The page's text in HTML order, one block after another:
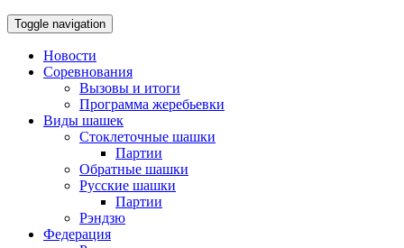
Toggle navigation
Новости
Соревнования
Вызовы и итоги
Программа жеребьевки
Виды шашек
Стоклеточные шашки
Партии
Обратные шашки
Русские шашки
Партии
Рэндзю
Федерация